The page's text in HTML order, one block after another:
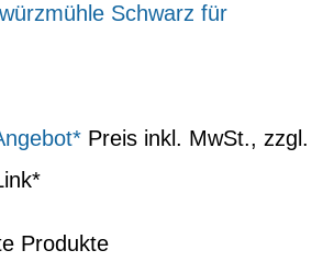
Schwarz für
Preis inkl. MwSt., zzgl.
Produkte